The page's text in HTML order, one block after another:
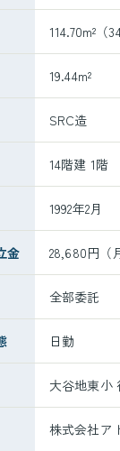
114.70m²（
19.44m²
SRC造
14階建 1階
1992年2月
金 28,680円（
全部委託
日勤
大谷地東小
株式会社ア